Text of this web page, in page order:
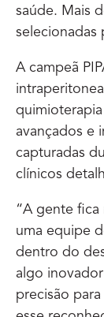
saúde. Mais
selecionadas
A campeã
avançados e
capturadas
clínicos
“A gente
uma equipe
dentro do
algo
precisão